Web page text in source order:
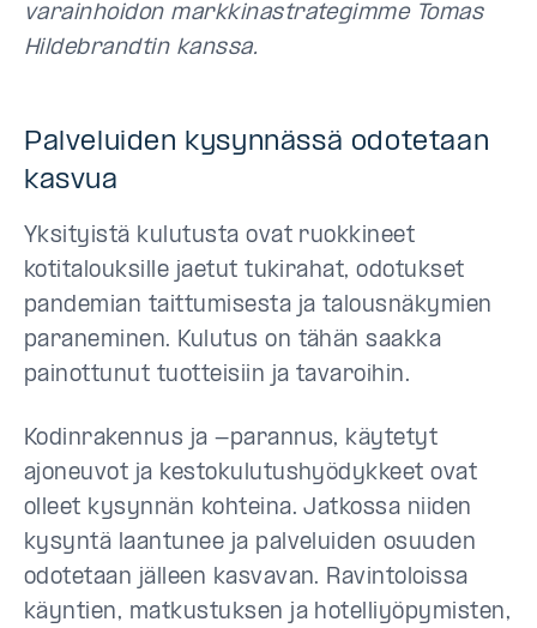
varainhoidon markkinastrategimme Tomas
Hildebrandtin kanssa.
Palveluiden kysynnässä odotetaan
kasvua
Yksityistä kulutusta ovat ruokkineet
kotitalouksille jaetut tukirahat, odotukset
pandemian taittumisesta ja talousnäkymien
paraneminen. Kulutus on tähän saakka
painottunut tuotteisiin ja tavaroihin.
Kodinrakennus ja -parannus, käytetyt
ajoneuvot ja kestokulutushyödykkeet ovat
olleet kysynnän kohteina. Jatkossa niiden
kysyntä laantunee ja palveluiden osuuden
odotetaan jälleen kasvavan. Ravintoloissa
käyntien, matkustuksen ja hotelliyöpymisten,